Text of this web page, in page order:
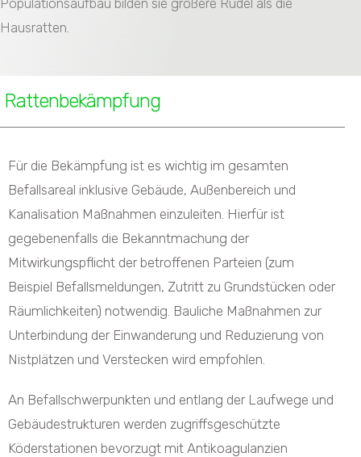
Hausratten.
Rattenbekämpfung
Für die Bekämpfung ist es wichtig im gesamten
Befallsareal inklusive Gebäude, Außenbereich und
Kanalisation Maßnahmen einzuleiten. Hierfür ist
gegebenenfalls die Bekanntmachung der
Mitwirkungspflicht der betroffenen Parteien (zum
Beispiel Befallsmeldungen, Zutritt zu Grundstücken oder
Räumlichkeiten) notwendig. Bauliche Maßnahmen zur
Unterbindung der Einwanderung und Reduzierung von
Nistplätzen und Verstecken wird empfohlen.
An Befallschwerpunkten und entlang der Laufwege und
Gebäudestrukturen werden zugriffsgeschützte
Köderstationen bevorzugt mit Antikoagulanzien